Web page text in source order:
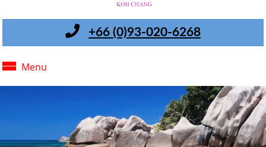
+66 (0)93-020-6268
Menu